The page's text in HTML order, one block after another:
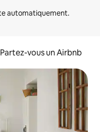
Partez-vous un Airbnb